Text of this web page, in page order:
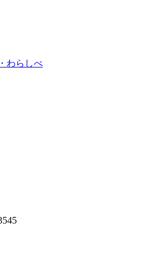
わらしべ